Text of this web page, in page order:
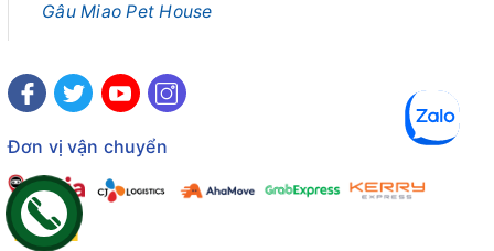
Gâu Miao Pet House
Đơn vị vận chuyển